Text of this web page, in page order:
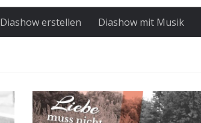
Diashow erstellen Diashow mit Musik